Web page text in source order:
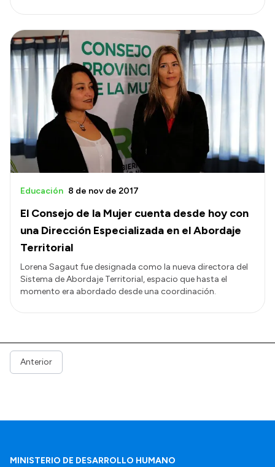
El Consejo de la Mujer cuenta desde hoy con
una Dirección Especializada en el Abordaje
Territorial
Educación 8 de nov de 2017
Lorena Sagaut fue designada como la nueva directora del
Sistema de Abordaje Territorial, espacio que hasta el
momento era abordado desde una coordinación.
Anterior
MINISTERIO DE DESARROLLO HUMANO